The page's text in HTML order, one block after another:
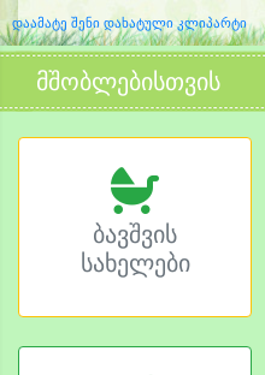
დაამატე შენი დახატული კლიპარტი
მშობლებისთვის
ბავშვის
სახელები